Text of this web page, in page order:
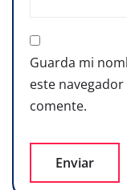
Guarda mi
este
comente.